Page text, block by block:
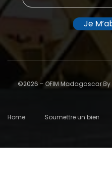
©2026 – OFIM Madagascar By
Home Soumettre un bien